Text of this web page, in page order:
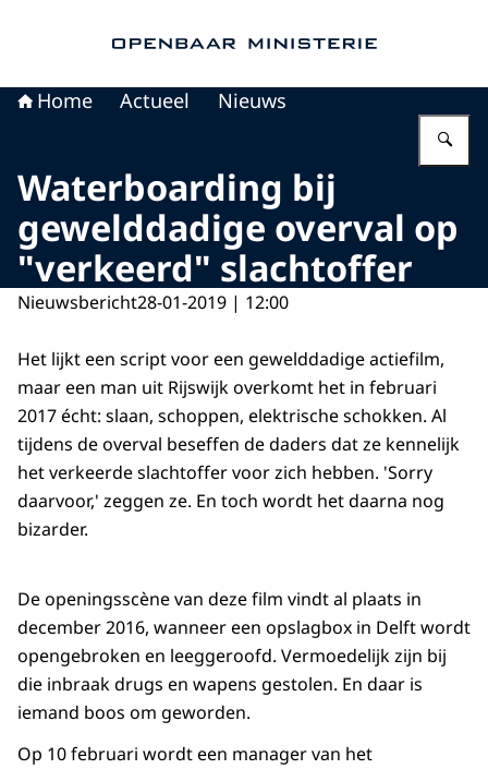
Home Actueel Nieuws
Waterboarding bij
gewelddadige overval op
"verkeerd" slachtoffer
Nieuwsbericht28-01-2019 | 12:00
Het lijkt een script voor een gewelddadige actiefilm,
maar een man uit Rijswijk overkomt het in februari
2017 écht: slaan, schoppen, elektrische schokken. Al
tijdens de overval beseffen de daders dat ze kennelijk
het verkeerde slachtoffer voor zich hebben. 'Sorry
daarvoor,' zeggen ze. En toch wordt het daarna nog
bizarder.
De openingsscène van deze film vindt al plaats in
december 2016, wanneer een opslagbox in Delft wordt
opengebroken en leeggeroofd. Vermoedelijk zijn bij
die inbraak drugs en wapens gestolen. En daar is
iemand boos om geworden.
Op 10 februari wordt een manager van het